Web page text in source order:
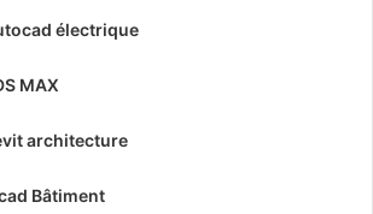
électrique
MAX
architecture
Bâtiment